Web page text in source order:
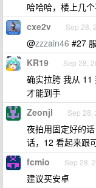
哈哈哈，楼上几
cxe2v Sep 28,
@zzzain46 #27
KR19 Sep 28,
确实拉胯 我从 11
才能到手
Zeonjl Sep 28,
夜拍用固定好的
话，12 看起来跟
fcmio Sep 28,
建议买安卓